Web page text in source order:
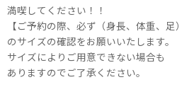
満喫してください！！
【ご予約の際、必ず（身長、体重、足）
のサイズの確認をお願いいたします。
サイズによりご用意できない場合も
ありますのでご了承ください。